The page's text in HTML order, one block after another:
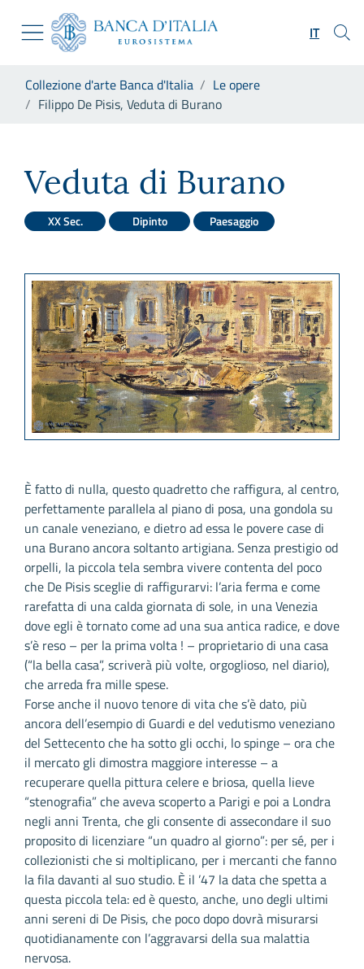
Skip to Main Content
Vai al sito istituzionale
Vai al menu di navigazione
Vai alla ricerca
Vai al footer
IT
Collezione d'arte Banca d'Italia
Le opere
Filippo De Pisis, Veduta di Burano
Veduta di Burano
XX Sec. Dipinto Paesaggio
È fatto di nulla, questo quadretto che raffigura, al centro,
perfettamente parallela al piano di posa, una gondola su
un canale veneziano, e dietro ad essa le povere case di
una Burano ancora soltanto artigiana. Senza prestigio od
orpelli, la piccola tela sembra vivere contenta del poco
che De Pisis sceglie di raffigurarvi: l’aria ferma e come
rarefatta di una calda giornata di sole, in una Venezia
dove egli è tornato come ad una sua antica radice, e dove
s’è reso – per la prima volta ! – proprietario di una casa
(“la bella casa”, scriverà più volte, orgoglioso, nel diario),
che arreda fra mille spese.
Forse anche il nuovo tenore di vita che s’è dato, più
ancora dell’esempio di Guardi e del vedutismo veneziano
del Settecento che ha sotto gli occhi, lo spinge – ora che
il mercato gli dimostra maggiore interesse – a
recuperare quella pittura celere e briosa, quella lieve
“stenografia” che aveva scoperto a Parigi e poi a Londra
negli anni Trenta, che gli consente di assecondare il suo
proposito di licenziare “un quadro al giorno”: per sé, per i
collezionisti che si moltiplicano, per i mercanti che fanno
la fila davanti al suo studio. È il ’47 la data che spetta a
questa piccola tela: ed è questo, anche, uno degli ultimi
anni sereni di De Pisis, che poco dopo dovrà misurarsi
quotidianamente con l’aggravarsi della sua malattia
nervosa.